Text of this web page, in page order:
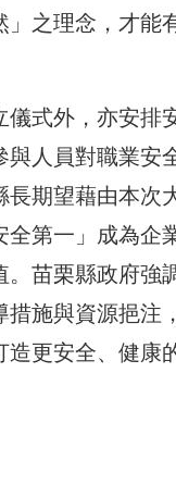
」之理念，才能
儀式外，亦安排
與人員對職業安
長期望藉由本次
全第一」成為企
。苗栗縣政府強
措施與資源挹注
更安全、健康